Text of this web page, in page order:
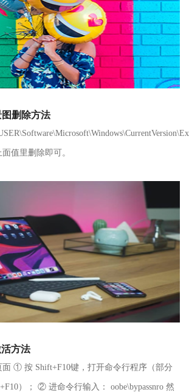
删除方法
值里删除即可。
方法
① 按 Shift+F10键，打开命令行程序（部分
）； ② 进命令行输入： oobe\bypassnro 然